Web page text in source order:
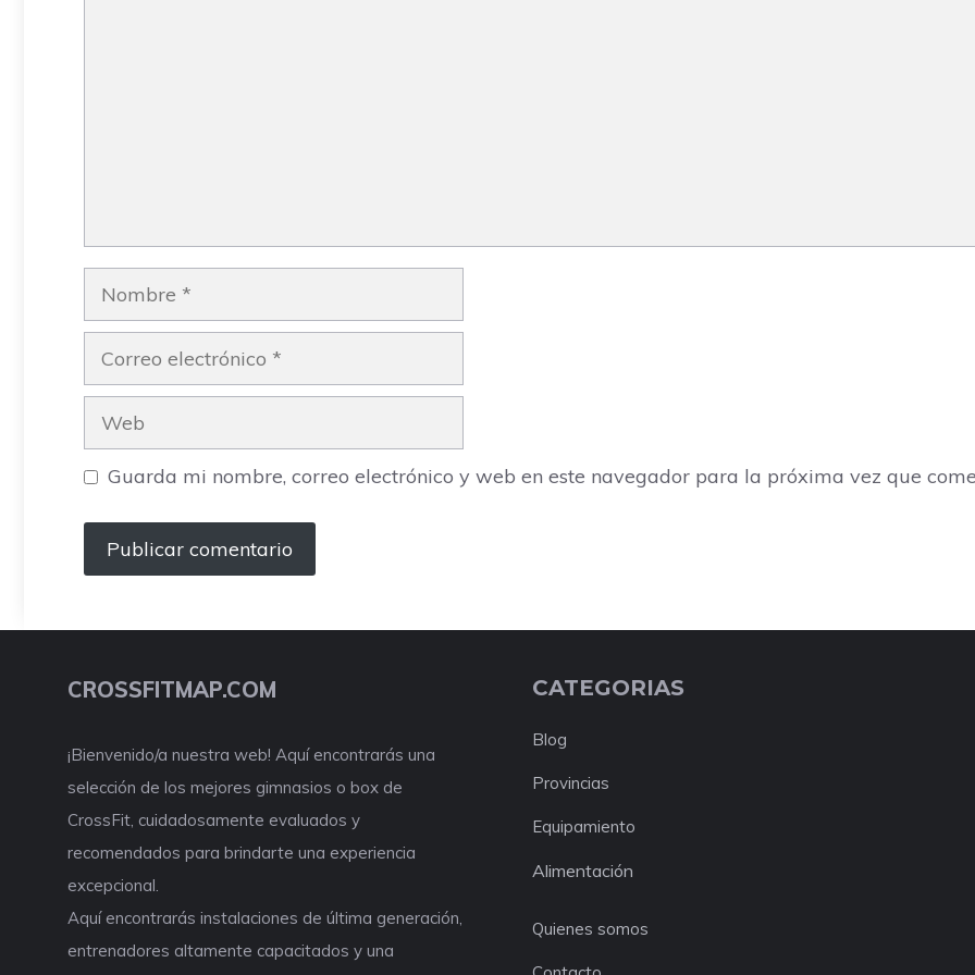
Nombre
Correo
electrónico
Web
Guarda mi nombre, correo electrónico y web en este navegador para la próxima vez que
CROSSFITMAP.COM
¡Bienvenido/a nuestra web! Aquí encontrarás una
selección de los mejores gimnasios o box de
CrossFit, cuidadosamente evaluados y
recomendados para brindarte una experiencia
excepcional.
Aquí encontrarás instalaciones de última generación,
entrenadores altamente capacitados y una
CATEGORIAS
Blog
Provincias
Equipamiento
Alimentación
Quienes somos